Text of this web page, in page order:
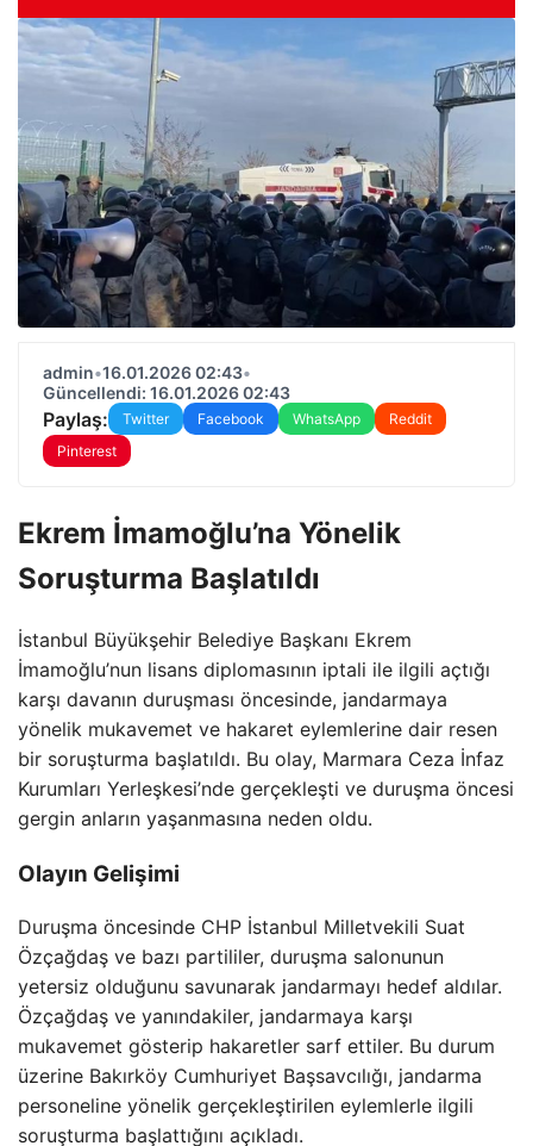
admin•16.01.2026 02:43•
Güncellendi: 16.01.2026 02:43
Paylaş: Twitter Facebook WhatsApp
Reddit
Pinterest
Ekrem İmamoğlu’na Yönelik
Soruşturma Başlatıldı
İstanbul Büyükşehir Belediye Başkanı Ekrem
İmamoğlu’nun lisans diplomasının iptali ile ilgili açtığı
karşı davanın duruşması öncesinde, jandarmaya
yönelik mukavemet ve hakaret eylemlerine dair resen
bir soruşturma başlatıldı. Bu olay, Marmara Ceza İnfaz
Kurumları Yerleşkesi’nde gerçekleşti ve duruşma öncesi
gergin anların yaşanmasına neden oldu.
Olayın Gelişimi
Duruşma öncesinde CHP İstanbul Milletvekili Suat
Özçağdaş ve bazı partililer, duruşma salonunun
yetersiz olduğunu savunarak jandarmayı hedef aldılar.
Özçağdaş ve yanındakiler, jandarmaya karşı
mukavemet gösterip hakaretler sarf ettiler. Bu durum
üzerine Bakırköy Cumhuriyet Başsavcılığı, jandarma
personeline yönelik gerçekleştirilen eylemlerle ilgili
soruşturma başlattığını açıkladı.